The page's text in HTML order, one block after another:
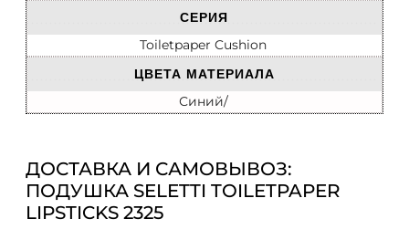
СЕРИЯ
Toiletpaper Cushion
ЦВЕТА МАТЕРИАЛА
Синий/
ДОСТАВКА И САМОВЫВОЗ:
ПОДУШКА SELETTI TOILETPAPER
LIPSTICKS 2325